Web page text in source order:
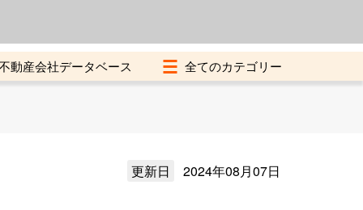
動産会社データベース
更新日 2024年08月07日